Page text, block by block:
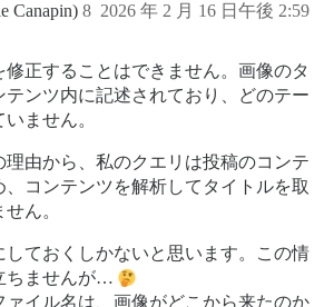
Canapin) 2026 年 2 月 16 日午後 2:59
8
正することはできません。画像のタ
テンツ内に記述されており、どのテー
ません。
由から、私のクエリは投稿のコンテ
、コンテンツを解析してタイトルを取
ん。
しておくしかないと思います。この情
ちませんが…
ァイル名は、画像がどこから来たのか